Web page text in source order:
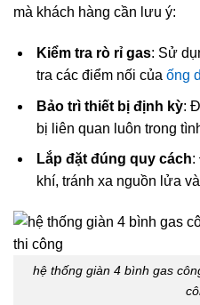
mà khách hàng cần lưu ý:
Kiểm tra rò rỉ gas: Sử
tra các điểm nối của ống
Bảo trì thiết bị định kỳ:
bị liên quan luôn trong
Lắp đặt đúng quy cách:
khí, tránh xa nguồn lửa
hệ thống giàn 4 bình gas